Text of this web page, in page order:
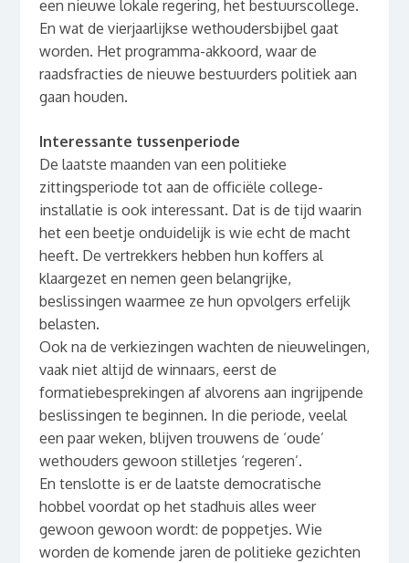
een nieuwe lokale regering, het bestuurscollege.
En wat de vierjaarlijkse wethoudersbijbel gaat
worden. Het programma-akkoord, waar de
raadsfracties de nieuwe bestuurders politiek aan
gaan houden.
Interessante tussenperiode
De laatste maanden van een politieke
zittingsperiode tot aan de officiële college-
installatie is ook interessant. Dat is de tijd waarin
het een beetje onduidelijk is wie echt de macht
heeft. De vertrekkers hebben hun koffers al
klaargezet en nemen geen belangrijke,
beslissingen waarmee ze hun opvolgers erfelijk
belasten.
Ook na de verkiezingen wachten de nieuwelingen,
vaak niet altijd de winnaars, eerst de
formatiebesprekingen af alvorens aan ingrijpende
beslissingen te beginnen. In die periode, veelal
een paar weken, blijven trouwens de ‘oude’
wethouders gewoon stilletjes ‘regeren’.
En tenslotte is er de laatste democratische
hobbel voordat op het stadhuis alles weer
gewoon gewoon wordt: de poppetjes. Wie
worden de komende jaren de politieke gezichten